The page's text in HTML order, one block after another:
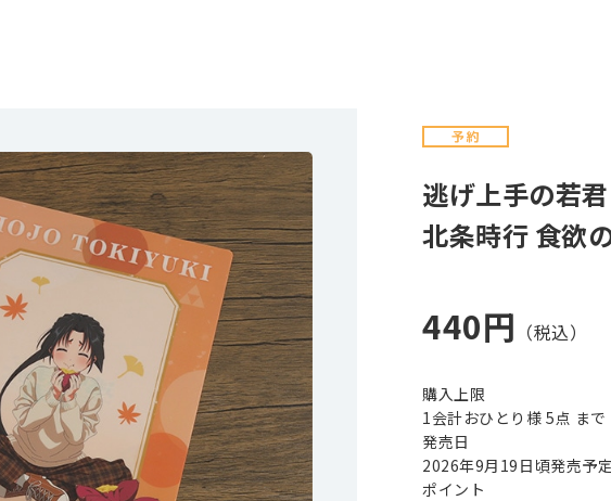
逃げ上手の若
北条時行 食欲
440円
購入上限
1会計おひとり様 5点 まで
発売日
2026年9月19日頃発売予
ポイント